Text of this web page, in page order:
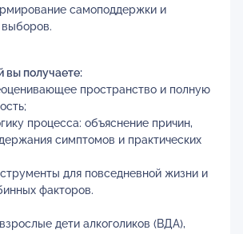
самоподдержки и
выборов.
вы получаете:
пространство и полную
процесса: объяснение причин,
симптомов и практических
для повседневной жизни и
факторов.
взрослые дети алкоголиков (ВДА),